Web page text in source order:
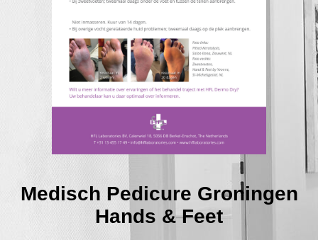
Medisch Pedicure Groningen
Hands & Feet